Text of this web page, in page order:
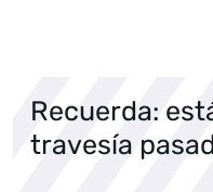
Recuerda:
travesía